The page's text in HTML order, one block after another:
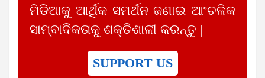
ମିଡିଆକୁ ଆର୍ଥିକ ସମର୍ଥନ ଜଣାଇ ଆଂଚଳିକ
ସାମ୍ବାଦିକତାକୁ ଶକ୍ତିଶାଳୀ କରନ୍ତୁ |
SUPPORT US